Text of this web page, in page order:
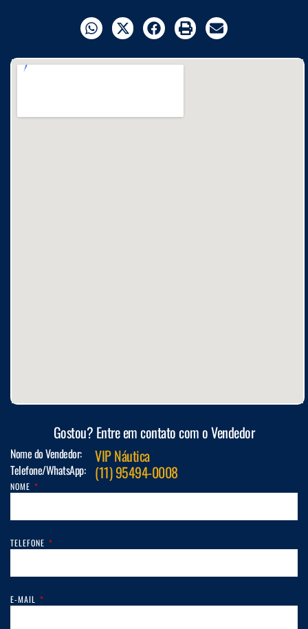
Gostou? Entre em contato com o Vendedor
Nome do Vendedor: VIP Náutica
Telefone/WhatsApp: (11) 95494-0008
NOME
TELEFONE
E-MAIL